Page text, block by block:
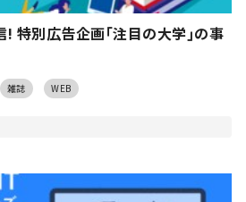
! 特別広告企画｢注目の大学｣の事
雑誌 WEB